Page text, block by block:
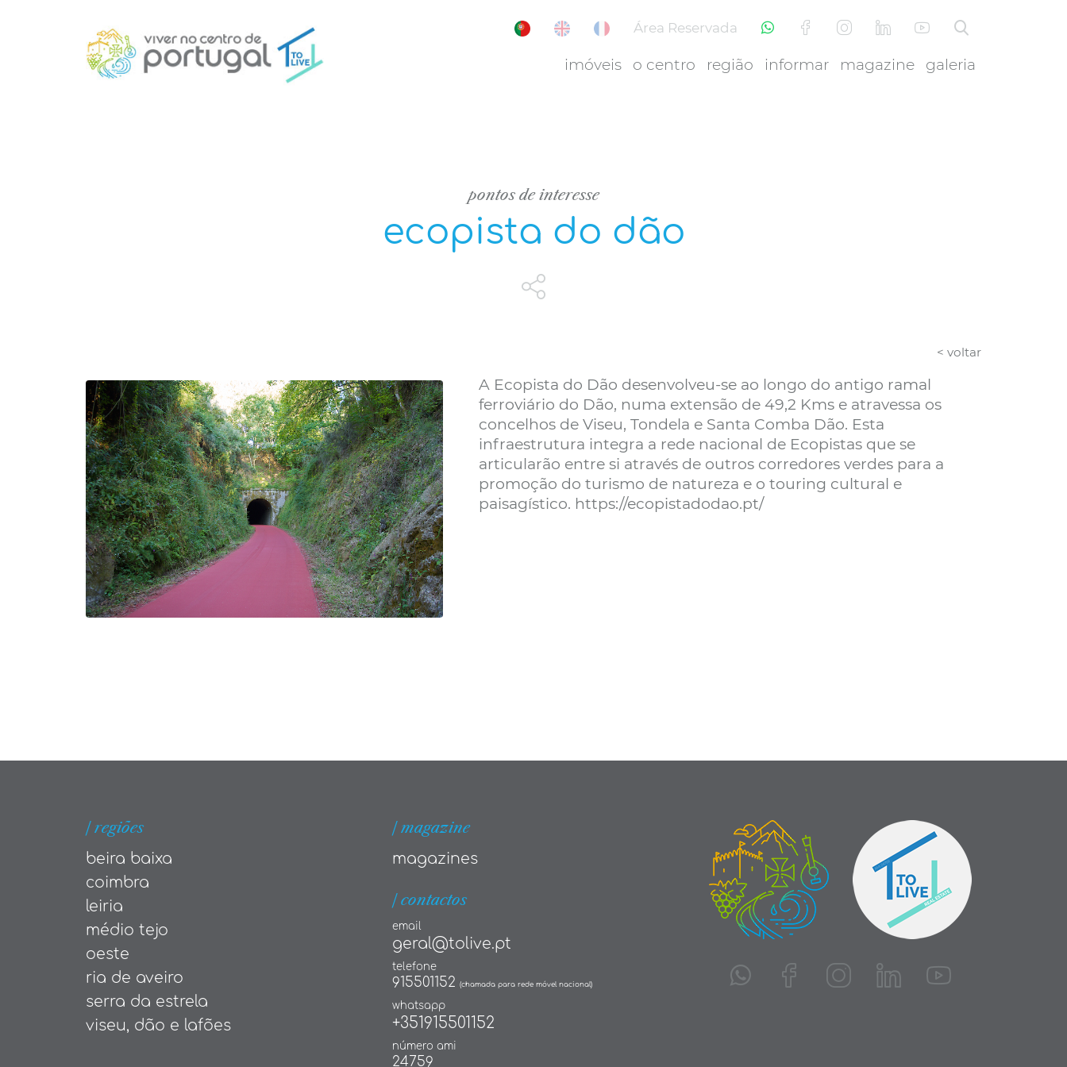
Área Reservada
imóveis o centro região informar magazine galeria
pontos de interesse
ecopista do dão
< voltar
A Ecopista do Dão desenvolveu-se ao longo do antigo ramal
ferroviário do Dão, numa extensão de 49,2 Kms e atravessa os
concelhos de Viseu, Tondela e Santa Comba Dão. Esta
infraestrutura integra a rede nacional de Ecopistas que se
articularão entre si através de outros corredores verdes para a
promoção do turismo de natureza e o touring cultural e
paisagístico. https://ecopistadodao.pt/
| regiões
beira baixa
coimbra
leiria
médio tejo
oeste
ria de aveiro
serra da estrela
viseu, dão e lafões
| magazine
magazines
| contactos
email
geral@tolive.pt
telefone
915501152 (chamada para rede móvel nacional)
whatsapp
+351915501152
número ami
24759